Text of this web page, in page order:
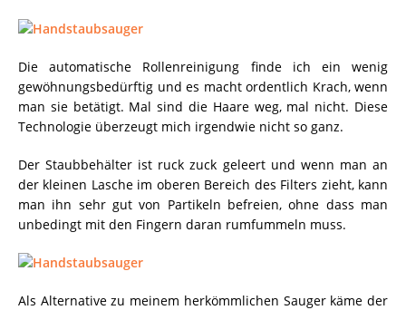
Die automatische Rollenreinigung finde ich ein wenig
gewöhnungsbedürftig und es macht ordentlich Krach, wenn
man sie betätigt. Mal sind die Haare weg, mal nicht. Diese
Technologie überzeugt mich irgendwie nicht so ganz.
Der Staubbehälter ist ruck zuck geleert und wenn man an
der kleinen Lasche im oberen Bereich des Filters zieht, kann
man ihn sehr gut von Partikeln befreien, ohne dass man
unbedingt mit den Fingern daran rumfummeln muss.
Als Alternative zu meinem herkömmlichen Sauger käme der